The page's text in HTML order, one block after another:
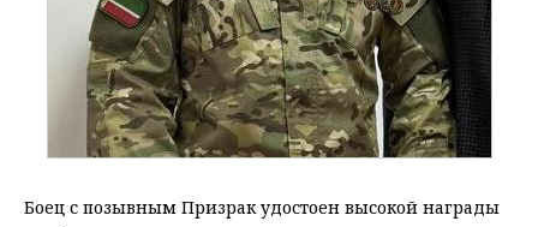
Боец с позывным Призрак удостоен высокой награды